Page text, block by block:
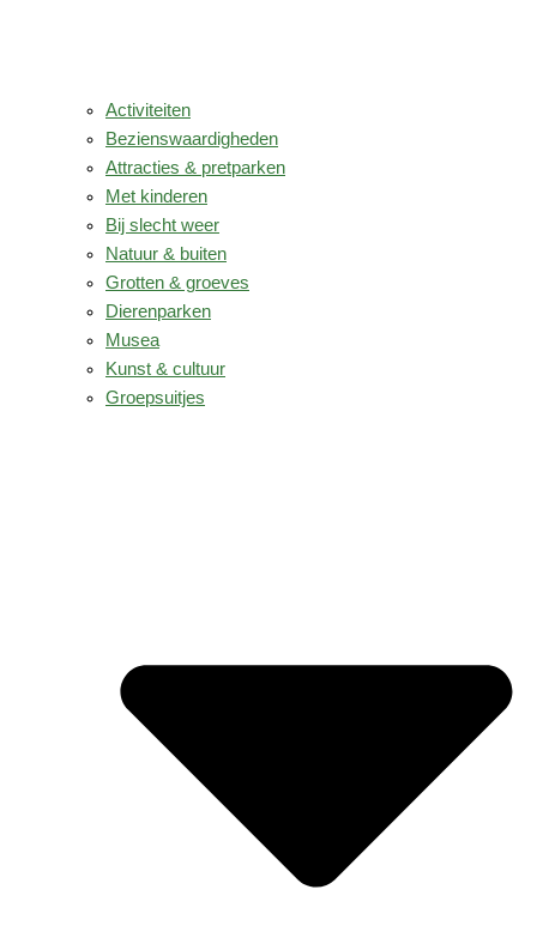
Activiteiten
Bezienswaardigheden
Attracties & pretparken
Met kinderen
Bij slecht weer
Natuur & buiten
Grotten & groeves
Dierenparken
Musea
Kunst & cultuur
Groepsuitjes